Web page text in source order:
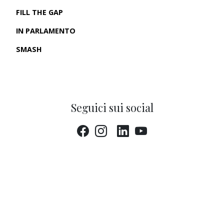
FILL THE GAP
IN PARLAMENTO
SMASH
Seguici sui social